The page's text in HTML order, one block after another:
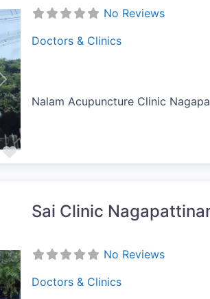
Favorite
Next
No Reviews
Doctors & Clinics
Nalam Acupuncture Clinic
Sai Clinic
No Reviews
Doctors & Clinics